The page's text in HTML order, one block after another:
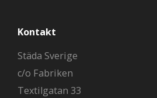
Kontakt
Städa Sverige
c/o Fabriken
Textilgatan 33